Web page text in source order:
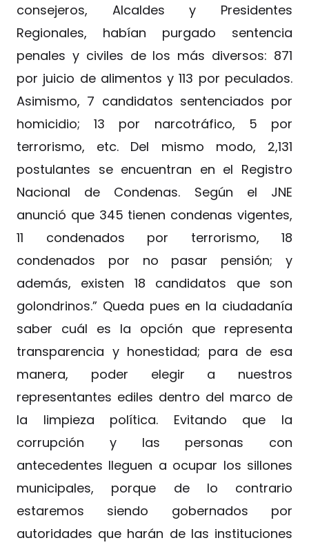
consejeros, Alcaldes y Presidentes
Regionales, habían purgado sentencia
penales y civiles de los más diversos: 871
por juicio de alimentos y 113 por peculados.
Asimismo, 7 candidatos sentenciados por
homicidio; 13 por narcotráfico, 5 por
terrorismo, etc. Del mismo modo, 2,131
postulantes se encuentran en el Registro
Nacional de Condenas. Según el JNE
anunció que 345 tienen condenas vigentes,
11 condenados por terrorismo, 18
condenados por no pasar pensión; y
además, existen 18 candidatos que son
golondrinos.” Queda pues en la ciudadanía
saber cuál es la opción que representa
transparencia y honestidad; para de esa
manera, poder elegir a nuestros
representantes ediles dentro del marco de
la limpieza política. Evitando que la
corrupción y las personas con
antecedentes lleguen a ocupar los sillones
municipales, porque de lo contrario
estaremos siendo gobernados por
autoridades que harán de las instituciones